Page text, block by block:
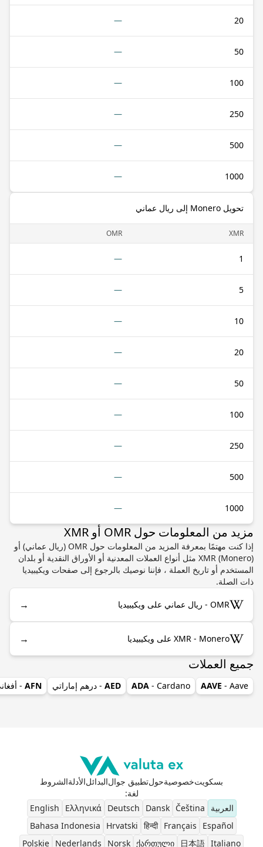
20
—
50
—
100
—
250
—
500
—
1000
—
تحويل Monero إلى ريال عماني
XMR
OMR
1
—
5
—
10
—
20
—
50
—
100
—
250
—
500
—
1000
—
مزيد من المعلومات حول OMR أو XMR
إذا كنت مهتمًا بمعرفة المزيد من المعلومات حول OMR (ريال عماني) أو
XMR (Monero) مثل أنواع العملات المعدنية أو الأوراق النقدية أو بلدان
المستخدم أو تاريخ العملة ، فإننا نوصيك بالرجوع إلى صفحات ويكيبيديا
ذات الصلة.
OMR - ريال عماني على ويكيبيديا →
XMR - Monero على ويكيبيديا →
جميع العملات
AAVE - Aave
ADA - Cardano
AED - درهم إماراتي AFN
-
بسكويتخصوصيةحولتطبيق جوالالبدائلالأدلةالشروط
لغة:
العربية
Čeština
Dansk
Deutsch
Ελληνικά
English
Español
Français
हिन्दी
Hrvatski
Bahasa Indonesia
Italiano
日本語
ქართული
Norsk
Nederlands
Polskie